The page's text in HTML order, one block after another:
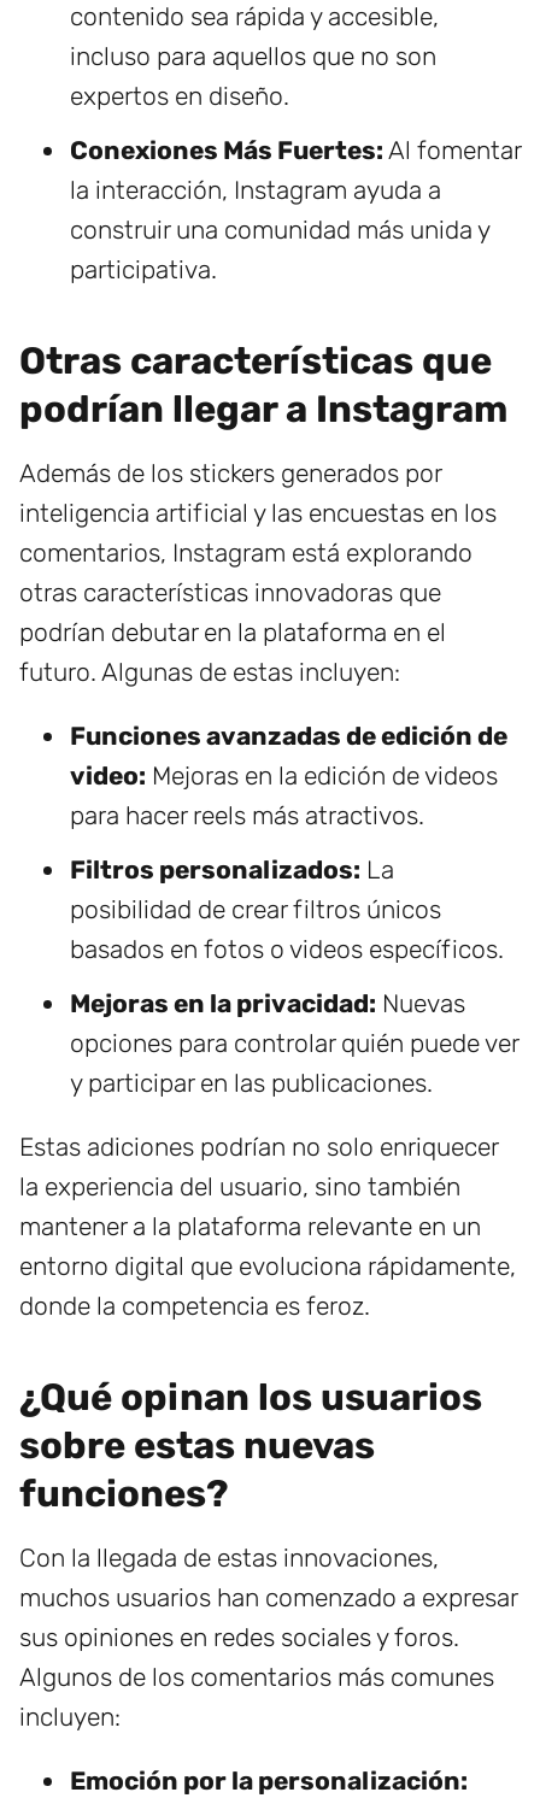
contenido sea rápida y accesible,
incluso para aquellos que no son
expertos en diseño.
Conexiones Más Fuertes: Al fomentar
la interacción, Instagram ayuda a
construir una comunidad más unida y
participativa.
Otras características que
podrían llegar a Instagram
Además de los stickers generados por
inteligencia artificial y las encuestas en los
comentarios, Instagram está explorando
otras características innovadoras que
podrían debutar en la plataforma en el
futuro. Algunas de estas incluyen:
Funciones avanzadas de edición de
video: Mejoras en la edición de videos
para hacer reels más atractivos.
Filtros personalizados: La
posibilidad de crear filtros únicos
basados en fotos o videos específicos.
Mejoras en la privacidad: Nuevas
opciones para controlar quién puede ver
y participar en las publicaciones.
Estas adiciones podrían no solo enriquecer
la experiencia del usuario, sino también
mantener a la plataforma relevante en un
entorno digital que evoluciona rápidamente,
donde la competencia es feroz.
¿Qué opinan los usuarios
sobre estas nuevas
funciones?
Con la llegada de estas innovaciones,
muchos usuarios han comenzado a expresar
sus opiniones en redes sociales y foros.
Algunos de los comentarios más comunes
incluyen:
Emoción por la personalización: